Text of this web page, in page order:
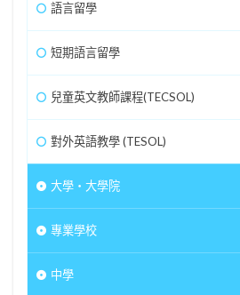
語言留學
短期語言留學
兒童英文教師課程(TECSOL)
對外英語教學 (TESOL)
大學・大學院
專業學校
中學